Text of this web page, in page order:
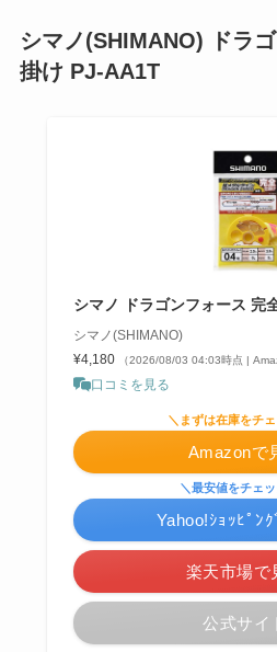
シマノ(SHIMANO) ドラ
掛け PJ-AA1T
シマノ ドラゴンフォース 完
シマノ(SHIMANO)
¥4,180
（2026/08/03 04:03時点 |
口コミを見る
＼まずは在庫をチ
Amazonで
楽天市場で
＼最安値をチェ
Yahoo!ｼｮｯﾋﾟﾝ
公式サイ